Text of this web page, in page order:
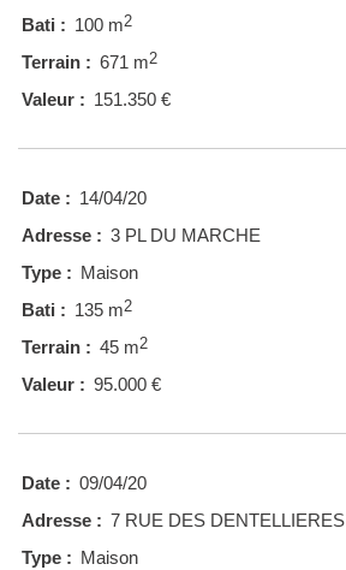
Bati : 100 m2
Terrain : 671 m2
Valeur : 151.350 €
Date : 14/04/20
Adresse : 3 PL DU MARCHE
Type : Maison
Bati : 135 m2
Terrain : 45 m2
Valeur : 95.000 €
Date : 09/04/20
Adresse : 7 RUE DES DENTELLIERES
Type : Maison